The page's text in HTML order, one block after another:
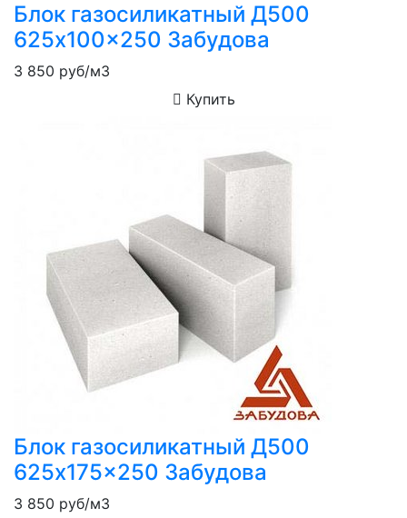
Блок газосиликатный Д500
625x100x250 Забудова
3 850 руб/м3
Купить
Блок газосиликатный Д500
625x175x250 Забудова
3 850 руб/м3